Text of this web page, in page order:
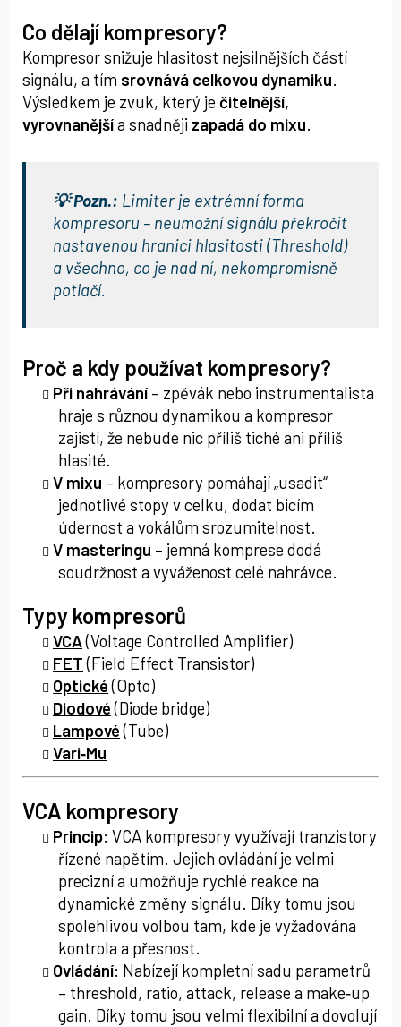
Co dělají kompresory?
Kompresor snižuje hlasitost nejsilnějších částí
signálu, a tím srovnává celkovou dynamiku.
Výsledkem je zvuk, který je čitelnější,
vyrovnanějšía snadněji zapadá do mixu.
💡 Pozn.: Limiter je extrémní forma
kompresoru – neumožní signálu překročit
nastavenou hranici hlasitosti (Threshold)
a všechno, co je nad ní, nekompromisně
potlačí.
Proč a kdy používat kompresory?
Při nahrávání – zpěvák nebo instrumentalista
hraje s různou dynamikou a kompresor
zajistí, že nebude nic příliš tiché ani příliš
hlasité.
V mixu – kompresory pomáhají „usadit“
jednotlivé stopy v celku, dodat bicím
údernost a vokálům srozumitelnost.
V masteringu – jemná komprese dodá
soudržnost a vyváženost celé nahrávce.
Typy kompresorů
VCA(Voltage Controlled Amplifier)
FET(Field Effect Transistor)
Optické(Opto)
Diodové(Diode bridge)
Lampové(Tube)
Vari‑Mu
VCA kompresory
Princip: VCA kompresory využívají tranzistory
řízené napětím. Jejich ovládání je velmi
precizní a umožňuje rychlé reakce na
dynamické změny signálu. Díky tomu jsou
spolehlivou volbou tam, kde je vyžadována
kontrola a přesnost.
Ovládání: Nabízejí kompletní sadu parametrů
– threshold, ratio, attack, release a make‑up
gain. Díky tomu jsou velmi flexibilní a dovolují